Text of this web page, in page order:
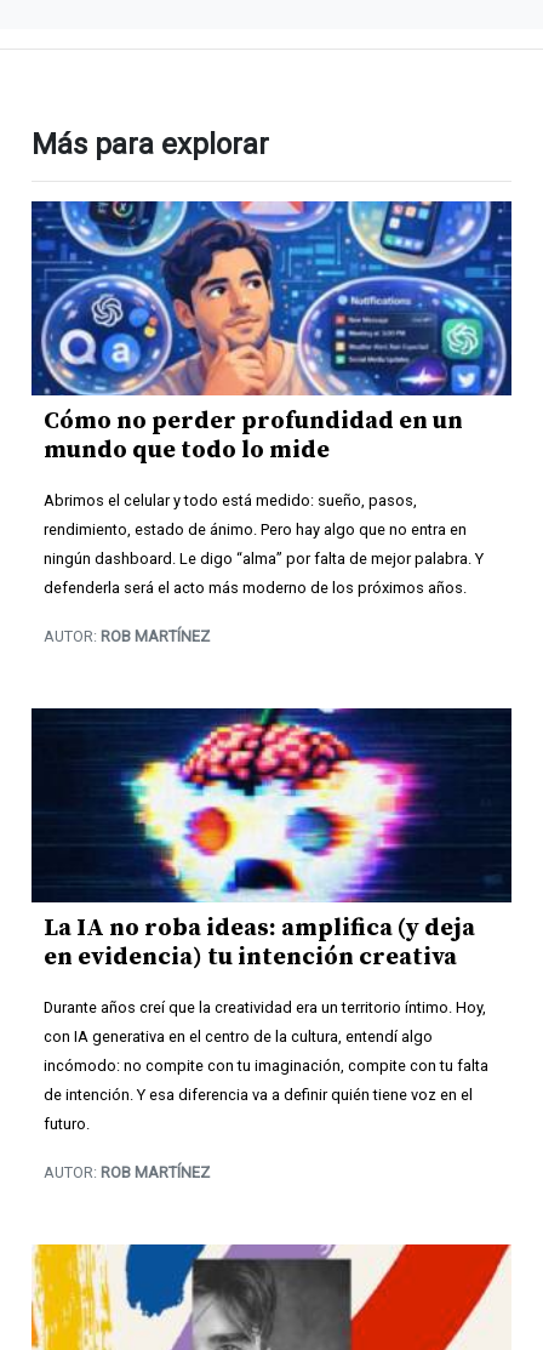
Más para explorar
Cómo no perder profundidad en un
mundo que todo lo mide
Abrimos el celular y todo está medido: sueño, pasos,
rendimiento, estado de ánimo. Pero hay algo que no entra en
ningún dashboard. Le digo “alma” por falta de mejor palabra. Y
defenderla será el acto más moderno de los próximos años.
AUTOR: ROB MARTÍNEZ
La IA no roba ideas: amplifica (y deja
en evidencia) tu intención creativa
Durante años creí que la creatividad era un territorio íntimo. Hoy,
con IA generativa en el centro de la cultura, entendí algo
incómodo: no compite con tu imaginación, compite con tu falta
de intención. Y esa diferencia va a definir quién tiene voz en el
futuro.
AUTOR: ROB MARTÍNEZ